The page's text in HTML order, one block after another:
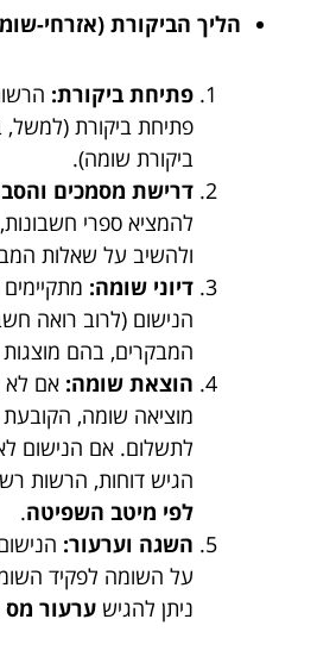
הליך הביקורת (אזרחי-
פתיחת ביקורת:
פתיחת ביקורת (למשל,
ביקורת שומה).
דרישת מסמכים
להמציא ספרי
ולהשיב על שאלות
דיוני שומה: מתקיימים
הנישום (לרוב רואה
המבקרים, בהם
הוצאת שומה: אם לא
מוציאה שומה,
לתשלום. אם הנישום
הגיש דוחות, הרשות
לפי מיטב השפיטה.
השגה וערעור:
על השומה לפקיד
ניתן להגיש ערעור מס